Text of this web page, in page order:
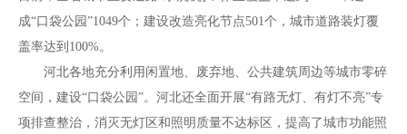
成“口袋公园”1049个；建设改造亮化节点501个，城市道路装灯覆
盖率达到100%。
河北各地充分利用闲置地、废弃地、公共建筑周边等城市零碎
空间，建设“口袋公园”。河北还全面开展“有路无灯、有灯不亮”专
项排查整治，消灭无灯区和照明质量不达标区，提高了城市功能照